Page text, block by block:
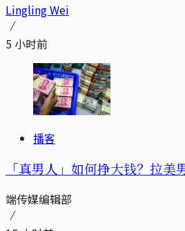
Lingling Wei
5 小时前
播客
「真男人」如何挣大钱？拉美
端传媒编辑部